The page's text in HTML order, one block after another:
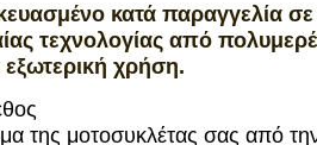
κατά παραγγελία σε
τεχνολογίας από
χρήση.
της μοτοσυκλέτας σας από